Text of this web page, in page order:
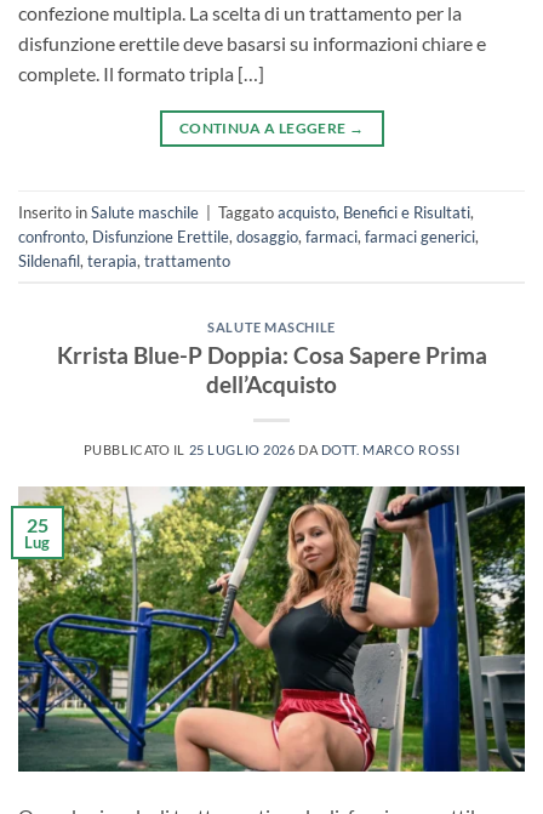
confezione multipla. La scelta di un trattamento per la
disfunzione erettile deve basarsi su informazioni chiare e
complete. Il formato tripla […]
CONTINUA A LEGGERE →
Inserito inSalute maschile Taggatoacquisto, Benefici e Risultati,
confronto, Disfunzione Erettile, dosaggio, farmaci, farmaci generici,
Sildenafil, terapia, trattamento
SALUTE MASCHILE
Krrista Blue-P Doppia: Cosa Sapere Prima
dell’Acquisto
PUBBLICATO IL 25 LUGLIO 2026 DA DOTT. MARCO ROSSI
25
Lug